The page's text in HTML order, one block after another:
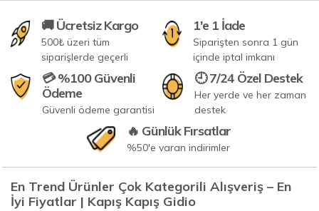
🚚 Ücretsiz Kargo
500₺ üzeri tüm
siparişlerde geçerli
1'e 1 İade
Siparişten sonra 1 gün
içinde iptal imkanı
💳 %100 Güvenli
Ödeme
Güvenli ödeme garantisi
🕘 7/24 Özel Destek
Her yerde ve her zaman
destek
🔥 Günlük Fırsatlar
%50'e varan indirimler
En Trend Ürünler Çok Kategorili Alışveriş – En
İyi Fiyatlar | Kapış Kapış Gidio